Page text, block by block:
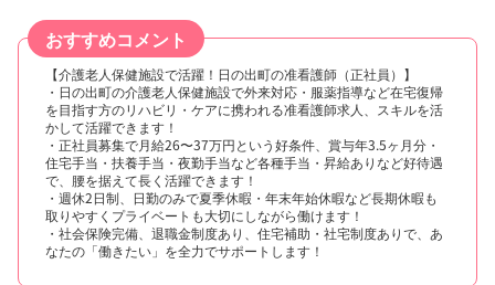
おすすめコメント
【介護老人保健施設で活躍！日の出町の准看護師（正社員）】
・日の出町の介護老人保健施設で外来対応・服薬指導など在宅復帰
を目指す方のリハビリ・ケアに携われる准看護師求人、スキルを活
かして活躍できます！
・正社員募集で月給26〜37万円という好条件、賞与年3.5ヶ月分・
住宅手当・扶養手当・夜勤手当など各種手当・昇給ありなど好待遇
で、腰を据えて長く活躍できます！
・週休2日制、日勤のみで夏季休暇・年末年始休暇など長期休暇も
取りやすくプライベートも大切にしながら働けます！
・社会保険完備、退職金制度あり、住宅補助・社宅制度ありで、あ
なたの「働きたい」を全力でサポートします！